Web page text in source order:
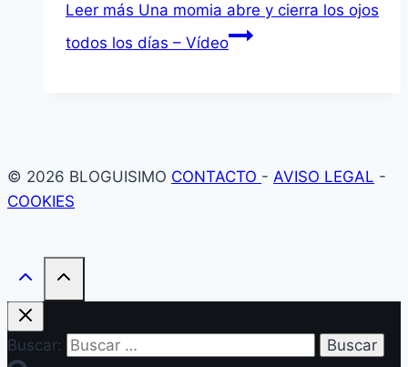
Leer más Una momia abre y cierra los ojos
todos los días – Vídeo
© 2026 BLOGUISIMO CONTACTO - AVISO LEGAL -
COOKIES
Buscar: